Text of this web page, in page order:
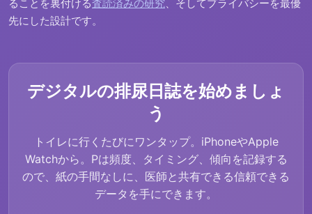
ることを裏付ける査読済みの研究、そしてプライバシーを最優
先にした設計です。
デジタルの排尿日誌を始めましょ
う
トイレに行くたびにワンタップ。iPhoneやApple
Watchから。Pは頻度、タイミング、傾向を記録する
ので、紙の手間なしに、医師と共有できる信頼できる
データを手にできます。